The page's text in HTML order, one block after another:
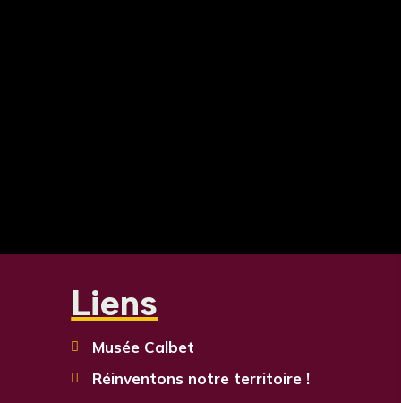
Liens
 Musée Calbet
 Réinventons notre territoire !